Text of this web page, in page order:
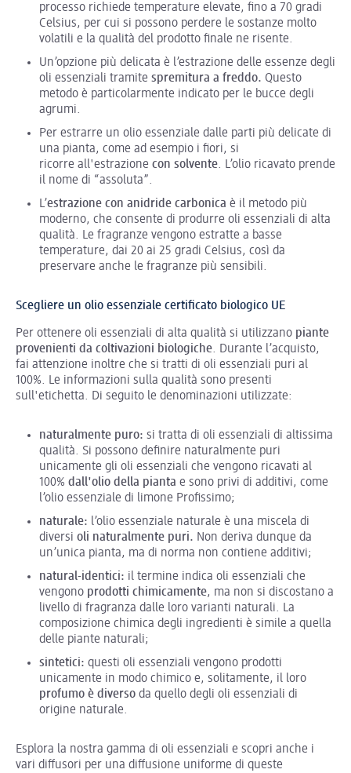
processo richiede temperature elevate, fino a 70 gradi
Celsius, per cui si possono perdere le sostanze molto
volatili e la qualità del prodotto finale ne risente.
Un’opzione più delicata è l’estrazione delle essenze degli
oli essenziali tramite spremitura a freddo. Questo
metodo è particolarmente indicato per le bucce degli
agrumi.
Per estrarre un olio essenziale dalle parti più delicate di
una pianta, come ad esempio i fiori, si
ricorre all'estrazione con solvente. L’olio ricavato prende
il nome di “assoluta”.
L’estrazione con anidride carbonica è il metodo più
moderno, che consente di produrre oli essenziali di alta
qualità. Le fragranze vengono estratte a basse
temperature, dai 20 ai 25 gradi Celsius, così da
preservare anche le fragranze più sensibili.
Scegliere un olio essenziale certificato biologico UE
Per ottenere oli essenziali di alta qualità si utilizzano piante
provenienti da coltivazioni biologiche. Durante l’acquisto,
fai attenzione inoltre che si tratti di oli essenziali puri al
100%. Le informazioni sulla qualità sono presenti
sull'etichetta. Di seguito le denominazioni utilizzate:
naturalmente puro: si tratta di oli essenziali di altissima
qualità. Si possono definire naturalmente puri
unicamente gli oli essenziali che vengono ricavati al
100% dall'olio della pianta e sono privi di additivi, come
l’olio essenziale di limone Profissimo;
naturale: l’olio essenziale naturale è una miscela di
diversi oli naturalmente puri. Non deriva dunque da
un’unica pianta, ma di norma non contiene additivi;
natural-identici: il termine indica oli essenziali che
vengono prodotti chimicamente, ma non si discostano a
livello di fragranza dalle loro varianti naturali. La
composizione chimica degli ingredienti è simile a quella
delle piante naturali;
sintetici: questi oli essenziali vengono prodotti
unicamente in modo chimico e, solitamente, il loro
profumo è diverso da quello degli oli essenziali di
origine naturale.
Esplora la nostra gamma di oli essenziali e scopri anche i
vari diffusori per una diffusione uniforme di queste